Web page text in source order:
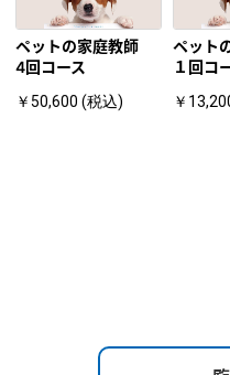
ペットの家庭教師
4回コース
￥50,600 (税込)
ペット
１回コ
￥